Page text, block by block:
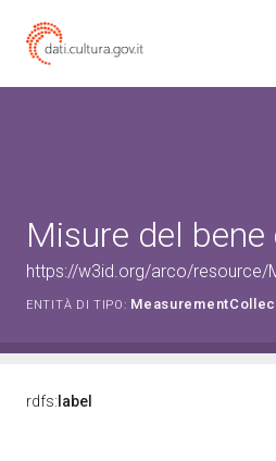
Misure del
https://w3id.org/arco/resource/
ENTITÀ DI TIPO:
rdfs: label